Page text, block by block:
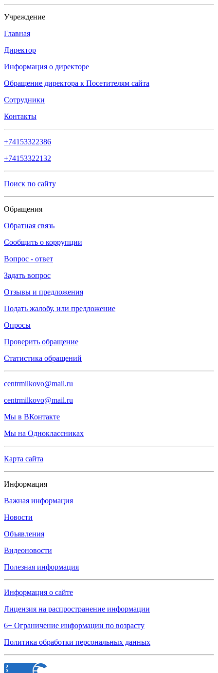
Учреждение
Главная
Директор
Информация о директоре
Обращение директора к Посетителям сайта
Сотрудники
Контакты
+74153322386
+74153322132
Поиск по сайту
Обращения
Обратная связь
Сообщить о коррупции
Вопрос - ответ
Задать вопрос
Отзывы и предложения
Подать жалобу, или предложение
Опросы
Проверить обращение
Статистика обращений
centrmilkovo@mail.ru
centrmilkovo@mail.ru
Мы в ВКонтакте
Мы на Одноклассниках
Карта сайта
Информация
Важная информация
Новости
Объявления
Видеоновости
Полезная информация
Информация о сайте
Лицензия на распространение информации
6+ Ограничение информации по возрасту
Политика обработки персональных данных